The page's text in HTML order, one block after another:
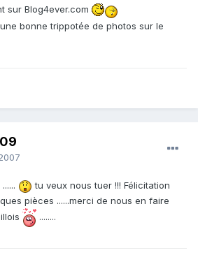
sur Blog4ever.com
bonne trippotée de photos sur le
tu veux nous tuer !!! Félicitation
pièces ......merci de nous en faire
........